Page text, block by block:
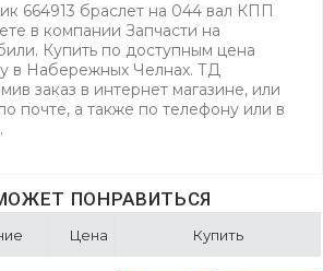
664913 браслет на 044 вал КПП
в компании Запчасти на
Купить по доступным цена
в Набережных Челнах. ТД
заказ в интернет магазине, или
почте, а также по телефону или в
.
ПОНРАВИТЬСЯ
Цена Купить